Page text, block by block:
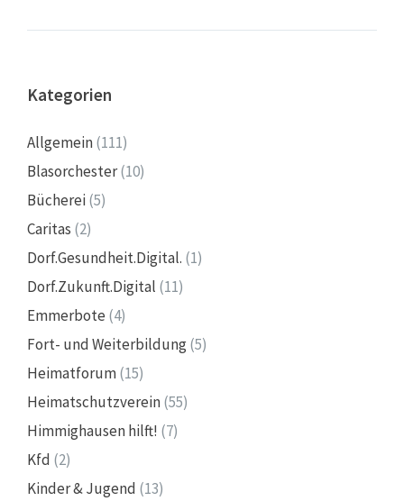
Kategorien
Allgemein(111)
Blasorchester(10)
Bücherei(5)
Caritas (2)
Dorf.Gesundheit.Digital. (1)
Dorf.Zukunft.Digital (11)
Emmerbote (4)
Fort- und Weiterbildung(5)
Heimatforum(15)
Heimatschutzverein(55)
Himmighausen hilft! (7)
Kfd (2)
Kinder & Jugend (13)